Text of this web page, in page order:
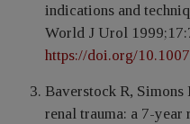
indications and
World J Urol
https://doi.org/
Bаvеrstock R,
renal trauma: a 7-